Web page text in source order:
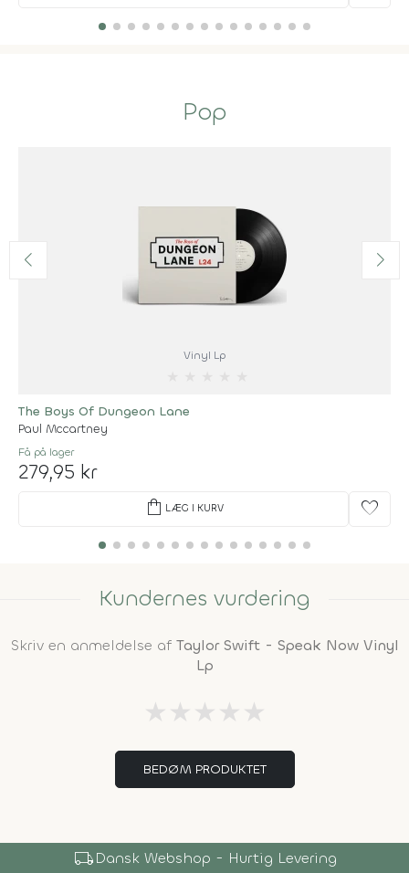
Pop
Vinyl Lp
The Boys Of Dungeon Lane
Paul Mccartney
Få på lager
279,95 kr
shopping_bag LÆG I KURV favorite
Kundernes vurdering
Skriv en anmeldelse af Taylor Swift - Speak Now Vinyl
Lp
★ ★ ★ ★ ★
BEDØM PRODUKTET
local_shippingDansk Webshop - Hurtig Levering